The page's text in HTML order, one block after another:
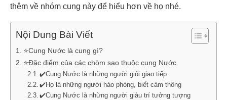
thêm về nhóm cung này để hiểu hơn về họ nhé.
Nội Dung Bài Viết
⭐Cung Nước là cung gì?
⭐Đặc điểm của các chòm sao thuộc cung Nước
✔️Cung Nước là những người giỏi giao tiếp
✔️Họ là những người hào phóng, biết cảm thông
✔️Cung Nước là những người giàu trí tưởng tượng